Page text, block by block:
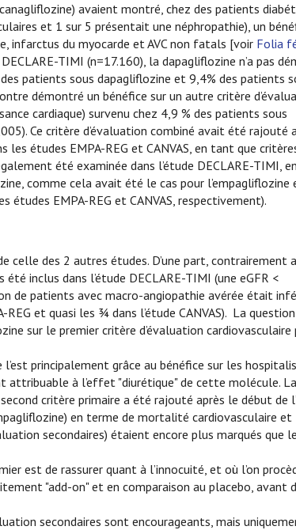
avaient montré, chez des patients
et 1 sur 5 présentait une néphropathie), un
infarctus du myocarde et AVC non fatals [voir Folia
DECLARE-TIMI (n=17.160), la dapagliflozine n’a pas
patients sous dapagliflozine et 9,4% des patients
démontré un bénéfice sur un autre critère
cardiaque) survenu chez 4,9 % des patients sous
Ce critère d’évaluation combiné avait été rajouté
les études EMPA-REG et CANVAS, en tant que
été examinée dans l’étude DECLARE-TIMI,
comme cela avait été le cas pour l’empagliflozine
études EMPA-REG et CANVAS, respectivement).
celle des 2 autres études. D’une part, contrairement
inclus dans l’étude DECLARE-TIMI (une eGFR <
de patients avec macro-angiopathie avérée était
et quasi les ¾ dans l’étude CANVAS). La
sur le premier critère d’évaluation cardiovasculaire
principalement grâce au bénéfice sur les
attribuable à l’effet "diurétique" de cette molécule.
critère primaire a été rajouté après le début de
en terme de mortalité cardiovasculaire et
secondaires) étaient encore plus marqués que
est de rassurer quant à l’innocuité, et où l’on
"add-on" et en comparaison au placebo, avant
secondaires sont encourageants, mais